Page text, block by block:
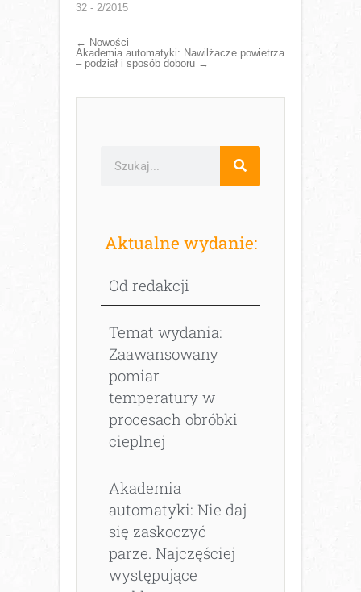
32 - 2/2015
← Nowości
Akademia automatyki: Nawilżacze powietrza
– podział i sposób doboru →
Aktualne wydanie:
Od redakcji
Temat wydania:
Zaawansowany
pomiar
temperatury w
procesach obróbki
cieplnej
Akademia
automatyki: Nie daj
się zaskoczyć
parze. Najczęściej
występujące